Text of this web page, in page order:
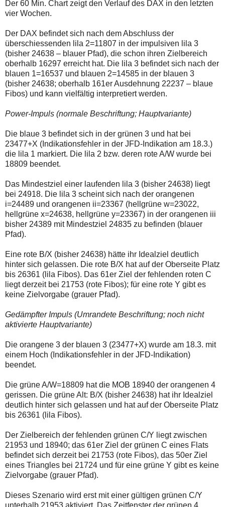
Der 60 Min. Chart zeigt den Verlauf des DAX in den letzten
vier Wochen.
Der DAX befindet sich nach dem Abschluss der
überschiessenden lila 2=11807 in der impulsiven lila 3
(bisher 24638 – blauer Pfad), die schon ihren Zielbereich
oberhalb 16297 erreicht hat. Die lila 3 befindet sich nach der
blauen 1=16537 und blauen 2=14585 in der blauen 3
(bisher 24638; oberhalb 161er Ausdehnung 22237 – blaue
Fibos) und kann vielfältig interpretiert werden.
Power-Impuls (normale Beschriftung; Hauptvariante)
Die blaue 3 befindet sich in der grünen 3 und hat bei
23477+X (Indikationsfehler in der JFD-Indikation am 18.3.)
die lila 1 markiert. Die lila 2 bzw. deren rote A/W wurde bei
18809 beendet.
Das Mindestziel einer laufenden lila 3 (bisher 24638) liegt
bei 24918. Die lila 3 scheint sich nach der orangenen
i=24489 und orangenen ii=23367 (hellgrüne w=23022,
hellgrüne x=24638, hellgrüne y=23367) in der orangenen iii
bisher 24389 mit Mindestziel 24835 zu befinden (blauer
Pfad).
Eine rote B/X (bisher 24638) hätte ihr Idealziel deutlich
hinter sich gelassen. Die rote B/X hat auf der Oberseite Platz
bis 26361 (lila Fibos). Das 61er Ziel der fehlenden roten C
liegt derzeit bei 21753 (rote Fibos); für eine rote Y gibt es
keine Zielvorgabe (grauer Pfad).
Gedämpfter Impuls (Umrandete Beschriftung; noch nicht
aktivierte Hauptvariante)
Die orangene 3 der blauen 3 (23477+X) wurde am 18.3. mit
einem Hoch (Indikationsfehler in der JFD-Indikation)
beendet.
Die grüne A/W=18809 hat die MOB 18940 der orangenen 4
gerissen. Die grüne Alt: B/X (bisher 24638) hat ihr Idealziel
deutlich hinter sich gelassen und hat auf der Oberseite Platz
bis 26361 (lila Fibos).
Der Zielbereich der fehlenden grünen C/Y liegt zwischen
21953 und 18940; das 61er Ziel der grünen C eines Flats
befindet sich derzeit bei 21753 (rote Fibos), das 50er Ziel
eines Triangles bei 21724 und für eine grüne Y gibt es keine
Zielvorgabe (grauer Pfad).
Dieses Szenario wird erst mit einer gültigen grünen C/Y